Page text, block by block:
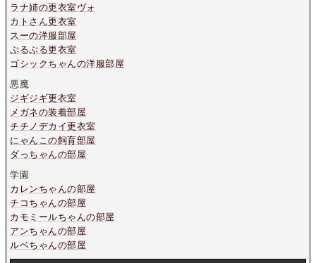
ラナ姉の更衣室ヴォ
カトさん更衣室
スーの洋服部屋
ぷるぷる更衣室
ゴシックちゃんの洋服部屋
悪魔
ジギジギ更衣室
メガネの装着部屋
チチノデカイ更衣室
にゃんこの飼育部屋
ダっちゃんの部屋
学園
カレンちゃんの部屋
チコちゃんの部屋
カモミールちゃんの部屋
アンちゃんの部屋
ルベちゃんの部屋